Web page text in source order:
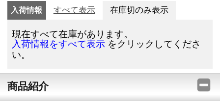
入荷情報 すべて表示 在庫切のみ表示
現在すべて在庫があります。
入荷情報をすべて表示 をクリックしてくださ
い。
商品紹介